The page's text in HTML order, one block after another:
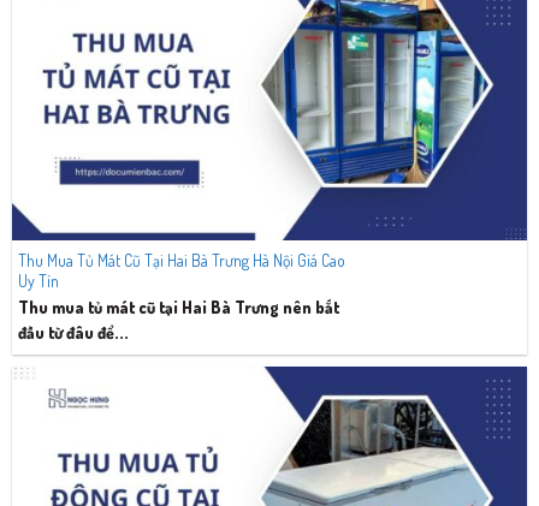
Thu Mua Tủ Mát Cũ Tại Hai Bà Trưng Hà Nội Giá Cao
Uy Tín
Thu mua tủ mát cũ tại Hai Bà Trưng nên bắt
đầu từ đâu để...